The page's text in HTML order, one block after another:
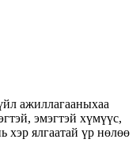
ажиллагааныхаа
эмэгтэй хүмүүс,
хэр ялгаатай үр нөлөө